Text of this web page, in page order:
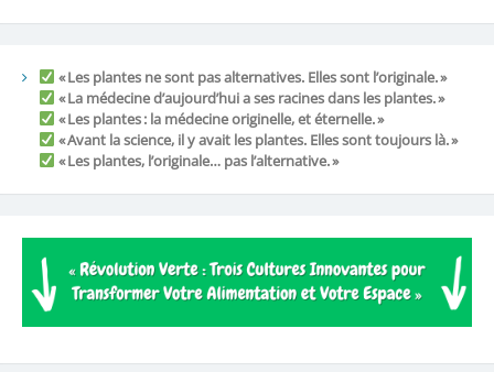
« Les plantes ne sont pas alternatives. Elles sont l’originale. »
« La médecine d’aujourd’hui a ses racines dans les plantes. »
« Les plantes : la médecine originelle, et éternelle. »
« Avant la science, il y avait les plantes. Elles sont toujours là. »
« Les plantes, l’originale… pas l’alternative. »